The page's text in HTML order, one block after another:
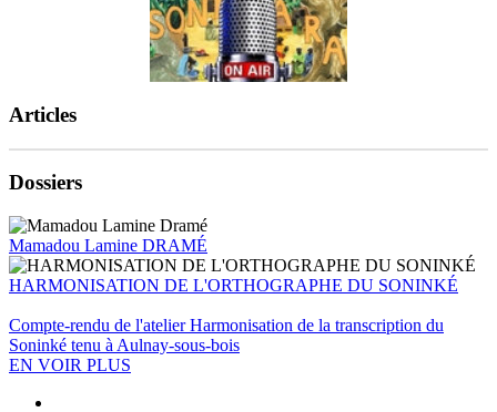
Articles
Dossiers
Mamadou Lamine DRAMÉ
HARMONISATION DE L'ORTHOGRAPHE DU SONINKÉ
Compte-rendu de l'atelier Harmonisation de la transcription du
Soninké tenu à Aulnay-sous-bois
EN VOIR PLUS